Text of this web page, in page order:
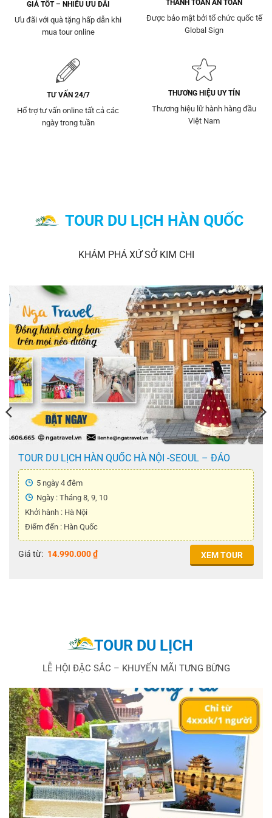
GIÁ TỐT – NHIỀU ƯU ĐÃI
Ưu đãi với quà tặng hấp dẫn khi
mua tour online
THANH TOÁN AN TOÀN
Được bảo mật bởi tổ chức quốc tế
Global Sign
TƯ VẤN 24/7
Hổ trợ tư vấn online tất cả các
ngày trong tuần
THƯƠNG HIỆU UY TÍN
Thương hiệu lữ hành hàng đầu
Việt Nam
TOUR DU LỊCH HÀN QUỐC
KHÁM PHÁ XỨ SỞ KIM CHI
TOUR DU LỊCH HÀN QUỐC HÀ NỘI -SEOUL – ĐẢO
NAMI – THÁP NAMSAN – CÔNG VIÊN EVERLAND –
TẬP LÀM KIM CHI – MẶC ÁO HANBOK ( 5 Ngày 4 Đêm
)
5 ngày 4 đêm
Ngày : Tháng 8, 9, 10
Khởi hành : Hà Nội
Điểm đến : Hàn Quốc
Giá từ: 14.990.000₫ XEM TOUR
TOUR DU LỊCH
LỄ HỘI ĐẶC SẮC – KHUYẾN MÃI TƯNG BỪNG